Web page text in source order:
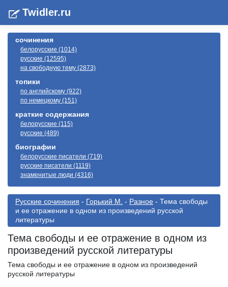
Twidler.ru
сочинения
белорусские (1014)
русские (12595)
на свободную тему (2873)
топики
по английскому (922)
по немецкому (151)
краткие содержания
белорусские (115)
русские (489)
биографии
белорусские писатели (719)
русские писатели (1119)
знаменитые люди (4316)
Русские сочинения - Горький М. - Разное - Тема свободы
и ее отражение в одном из произведений русской
литературы
Тема свободы и ее отражение в одном из
произведений русской литературы
Тема свободы и ее отражение в одном из произведений
русской литературы